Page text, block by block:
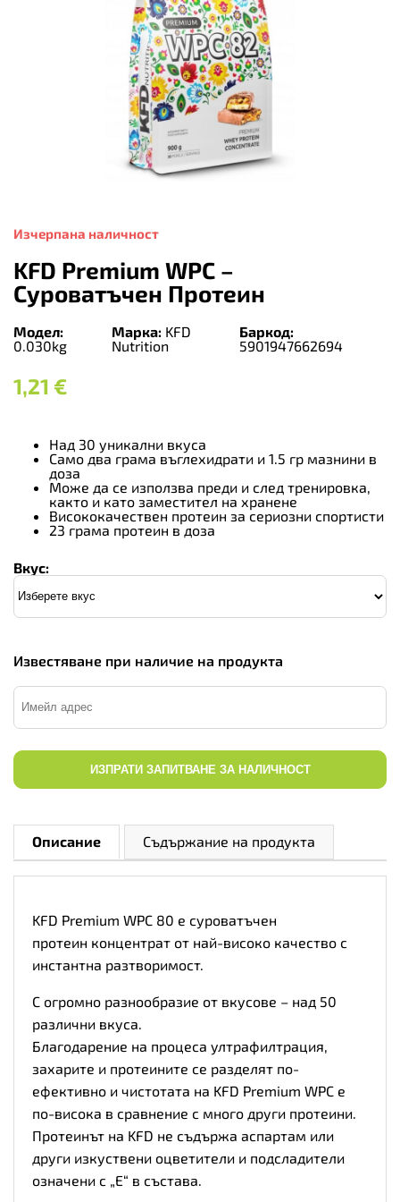
Изчерпана наличност
KFD Premium WPC –
Суроватъчен Протеин
Модел:
0.030kg
Марка:KFD
Nutrition
Баркод:
5901947662694
1,21 €
Над 30 уникални вкуса
Само два грама въглехидрати и 1.5 гр мазнини в
доза
Може да се използва преди и след тренировка,
както и като заместител на хранене
Висококачествен протеин за сериозни спортисти
23 грама протеин в доза
Вкус:
Известяване при наличие на продукта
ИЗПРАТИ ЗАПИТВАНЕ ЗА НАЛИЧНОСТ
Описание Съдържание на продукта
KFD Premium WPC 80 е суроватъчен
протеин концентрат от най-високо качество с
инстантна разтворимост.
С огромно разнообразие от вкусове – над 50
различни вкуса.
Благодарение на процеса ултрафилтрация,
захарите и протеините се разделят по-
ефективно и чистотата на KFD Premium WPC е
по-висока в сравнение с много други протеини.
Протеинът на KFD не съдържа аспартам или
други изкуствени оцветители и подсладители
означени с „Е“ в състава.